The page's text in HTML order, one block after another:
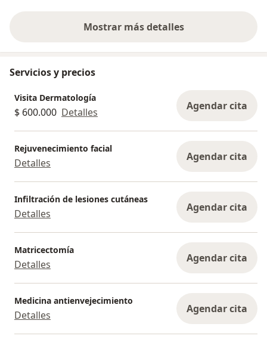
Mostrar más detalles
sobre la experiencia
Servicios y precios
Visita Dermatología
$ 600.000 Detalles Agendar cita
Rejuvenecimiento facial
Detalles Agendar cita
Infiltración de lesiones cutáneas
Detalles Agendar cita
Matricectomía
Detalles Agendar cita
Medicina antienvejecimiento
Detalles Agendar cita